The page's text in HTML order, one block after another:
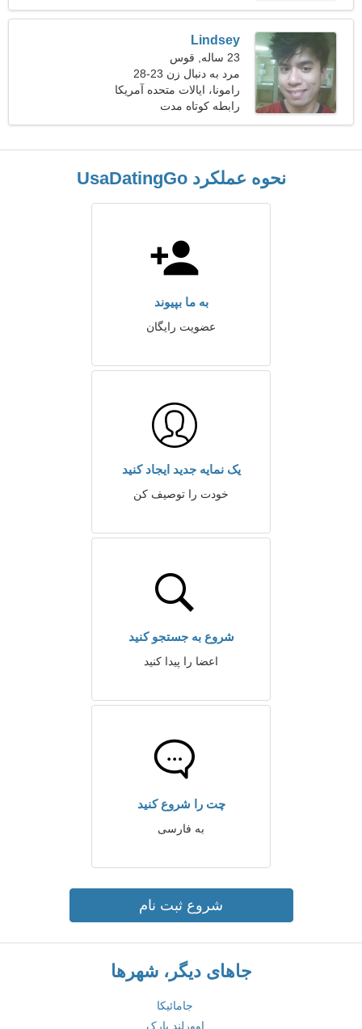
Lindsey
23 ساله, قوس
مرد به دنبال زن 23-28
رامونا، ایالات متحده آمریکا
رابطه کوتاه مدت
نحوه عملکرد UsaDatingGo
به ما بپیوند
عضویت رایگان
یک نمایه جدید ایجاد کنید
خودت را توصیف کن
شروع به جستجو کنید
اعضا را پیدا کنید
چت را شروع کنید
به فارسی
شروع ثبت نام
جاهای دیگر، شهرها
جامائیکا
اوورلند پارک